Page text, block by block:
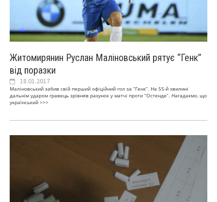
Житомирянин Руслан Маліновський рятує “Генк”
від поразки
18.01.2017
Маліновський забив свій перший офіційний гол за “Генк”. На 55-й хвилині
дальнім ударом гравець зрівняв рахунок у матчі проти “Остенде”. Нагадаємо, що
український >>>